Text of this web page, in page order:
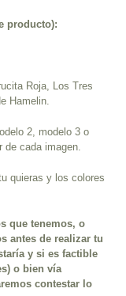
producto):
Roja, Los Tres
Hamelin.
2, modelo 3 o
de cada imagen.
quieras y los colores
que tenemos, o
antes de realizar tu
y si es factible
o bien vía
contestar lo